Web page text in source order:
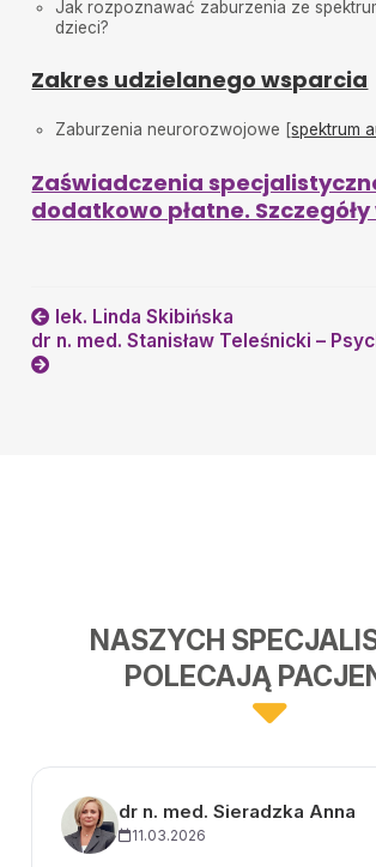
Jak rozpoznawać zaburzenia ze
dzieci?
Zakres udzielanego wsparcia
Zaburzenia neurorozwojowe [spektrum
Zaświadczenia
dodatkowo płatne.
lek. Linda Skibińska
dr n. med. Stanisław Teleśnicki –
NASZYCH
POLECAJĄ
dr n. med. Sieradzka Anna
11.03.2026